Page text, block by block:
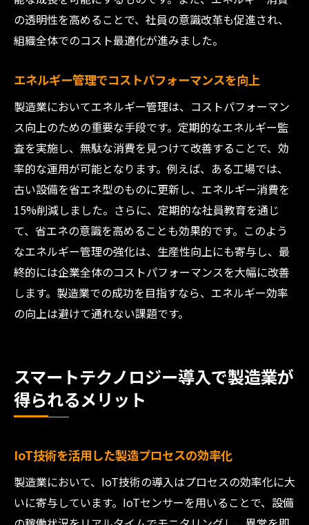
の透明性を高めることで、社員の意識改革も促進され、
組織全体でのコスト最適化が進みました。
エネルギー管理でコストパフォーマンスを向上
製造業においてエネルギー管理は、コストパフォーマン
ス向上のための重要な手段です。定期的なエネルギー監
査を実施し、無駄な消費を見つけて改善することで、効
率的な運用が可能となります。例えば、ある工場では、
古い設備を省エネ型のものに更新し、エネルギー消費を
15%削減しました。さらに、定期的な社員教育を通じ
て、省エネの意識を高めることも効果的です。このよう
なエネルギー管理の強化は、生産性向上にも寄与し、最
終的には企業全体のコストパフォーマンスを大幅に改善
します。製造業での成功を目指すなら、エネルギー効率
の向上は避けて通れない課題です。
スマートテクノロジー導入で製造業が
得られるメリット
IoT技術を活用した製造プロセスの効率化
製造業において、IoT技術の導入はプロセスの効率化に大
いに寄与しています。IoTセンサーを用いることで、設備